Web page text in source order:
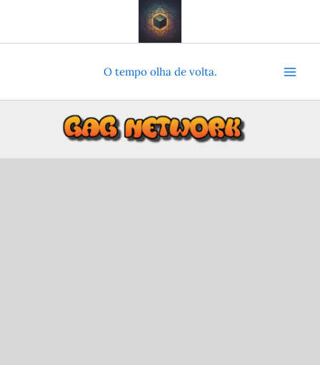
o
O tempo olha de volta.